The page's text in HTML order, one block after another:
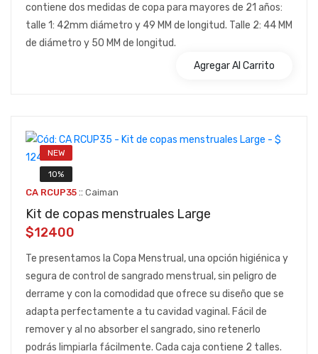
contiene dos medidas de copa para mayores de 21 años:
talle 1: 42mm diámetro y 49 MM de longitud. Talle 2: 44 MM
de diámetro y 50 MM de longitud.
Agregar Al Carrito
NEW
10%
CA RCUP35 :: Caiman
Kit de copas menstruales Large
$12400
Te presentamos la Copa Menstrual, una opción higiénica y
segura de control de sangrado menstrual, sin peligro de
derrame y con la comodidad que ofrece su diseño que se
adapta perfectamente a tu cavidad vaginal. Fácil de
remover y al no absorber el sangrado, sino retenerlo
podrás limpiarla fácilmente. Cada caja contiene 2 talles.